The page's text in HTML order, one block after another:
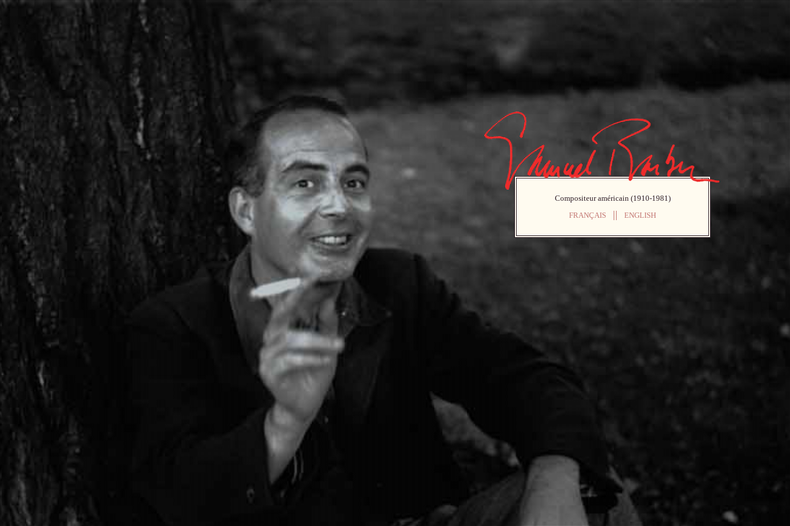
Compositeur américain (1910-1981)
FRANÇAIS
ENGLISH